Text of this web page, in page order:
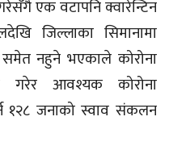
एक वटापनि क्वारेन्टिन
जिल्लाका सिमानामा
समेत नहुने भएकाले कोरोना
आवश्यक कोरोना
१२८ जनाको स्वाव संकलन